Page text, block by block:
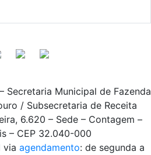
Secretaria Municipal de Fazenda
/ Subsecretaria de Receita
6.620 – Sede – Contagem –
– CEP 32.040-000
via agendamento: de segunda a